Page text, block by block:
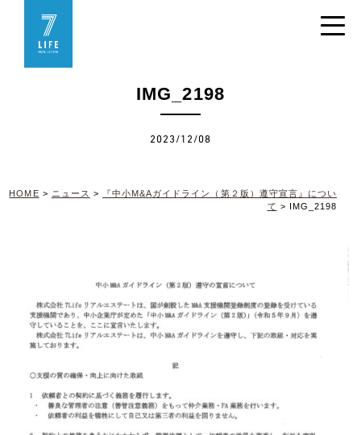
IMG_2198
2023/12/08
HOME > ニュース >
『中小M&Aガイドライン（第２版）遵守宣言』につい
て > IMG_2198